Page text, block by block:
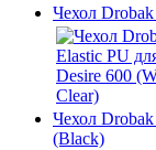
Чехол
Чехол
(Black)